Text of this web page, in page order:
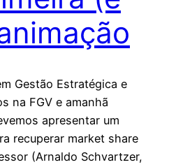
Gestão Estratégica e
na FGV e amanhã
apresentar um
recuperar market share
(Arnaldo Schvartzer,